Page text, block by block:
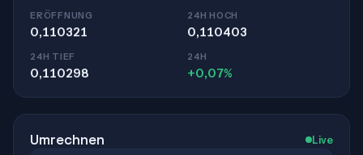
ERÖFFNUNG
0,110321
24H HOCH
0,110403
24H TIEF
0,110298
24H
+0,07%
Umrechnen Live